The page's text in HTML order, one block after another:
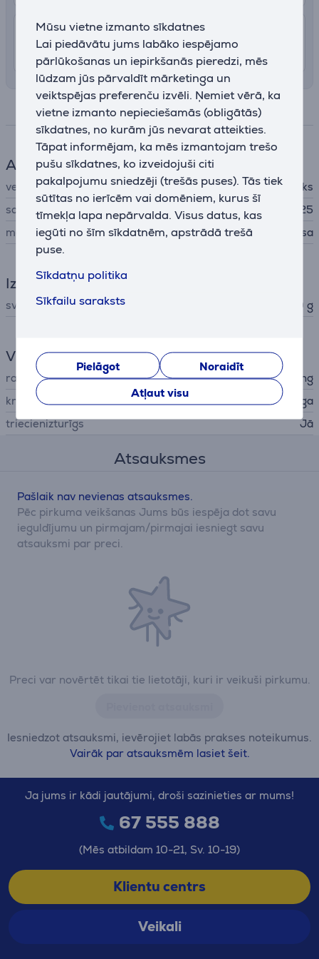
Mūsu vietne izmanto sīkdatnes
Lai piedāvātu jums labāko iespējamo
pārlūkošanas un iepirkšanās pieredzi, mēs
lūdzam jūs pārvaldīt mārketinga un
veiktspējas preferenču izvēli. Ņemiet vērā, ka
vietne izmanto nepieciešamās (obligātās)
sīkdatnes, no kurām jūs nevarat atteikties.
Tāpat informējam, ka mēs izmantojam trešo
pušu sīkdatnes, ko izveidojuši citi
pakalpojumu sniedzēji (trešās puses). Tās tiek
sūtītas no ierīcēm vai domēniem, kurus šī
tīmekļa lapa nepārvalda. Visus datus, kas
iegūti no šīm sīkdatnēm, apstrādā trešā
puse.
Sīkdatņu politika
Sīkfailu saraksts
Pielāgot
Noraidīt
Atļaut visu
Piegāde Latvijas teritorijā ar uznešanu
11. - 13. augusts
Specifikācija
Aksesuāri telefonam
veids
Aizsargājošs apvalks
savietojams ar telefoniem
Samsung Galaxy S25
materiāls
plastmasa
Izmēri
svars 20 g
Vispārējais parametrs
ražotājs
Samsung
krāsa
caurspīdīga
triecienizturīgs
Jā
Atsauksmes
Preci var novērtēt tikai tie lietotāji, kuri ir veikuši pirkumu.
Iesniedzot atsauksmi, ievērojiet labās prakses noteikumus.
Vairāk par atsauksmēm lasiet šeit.
Pašlaik nav nevienas atsauksmes.
Pēc pirkuma veikšanas Jums būs iespēja dot savu
ieguldījumu un pirmajam/pirmajai iesniegt savu
atsauksmi par preci.
Ja jums ir kādi jautājumi, droši sazinieties ar mums!
67 555 888
(Mēs atbildam 10-21, Sv. 10-19)
Klientu centrs
Veikali